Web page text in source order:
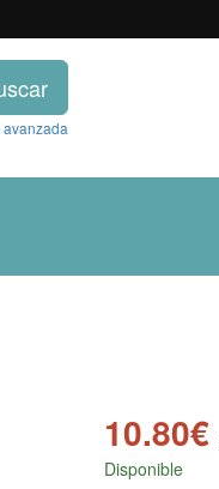
10.80€
Disponible